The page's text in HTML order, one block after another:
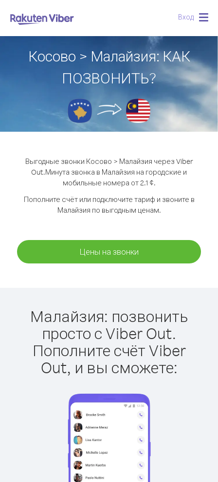
Вход
Косово > Малайзия: КАК
ПОЗВОНИТЬ?
Выгодные звонки Косово > Малайзия через Viber
Out.Минута звонка в Малайзия на городские и
мобильные номера от 2.1 ¢.
Пополните счёт или подключите тариф и звоните в
Малайзия по выгодным ценам.
Цены на звонки
Малайзия: позвонить
просто с Viber Out.
Пополните счёт Viber
Out, и вы сможете: